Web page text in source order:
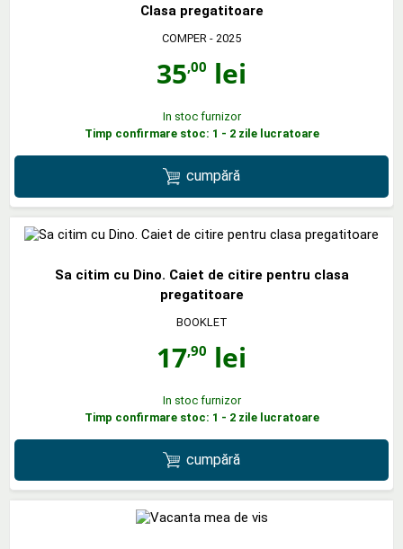
Clasa pregatitoare
COMPER - 2025
35,00 lei
In stoc furnizor
Timp confirmare stoc: 1 - 2 zile lucratoare
cumpără
Sa citim cu Dino. Caiet de citire pentru clasa
pregatitoare
BOOKLET
17,90 lei
In stoc furnizor
Timp confirmare stoc: 1 - 2 zile lucratoare
cumpără